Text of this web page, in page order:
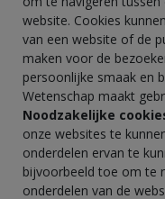
website. Cookies
van een website of de
maken voor de
persoonlijke smaak en
Wetenschap maakt
Noodzakelijke
onze websites te
onderdelen ervan te
bijvoorbeeld toe om te
onderdelen van de